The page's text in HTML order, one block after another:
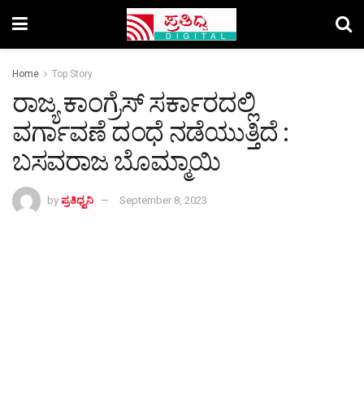
Home Top Story
ರಾಜ್ಯ ಕಾಂಗ್ರೆಸ್ ಸರ್ಕಾರದಲ್ಲಿ
ವರ್ಗಾವಣೆ ದಂಧೆ ನಡೆಯುತ್ತಿದೆ :
ಬಸವರಾಜ ಬೊಮ್ಮಾಯಿ
by ಪ್ರತಿಧ್ವನಿ September 8, 2023